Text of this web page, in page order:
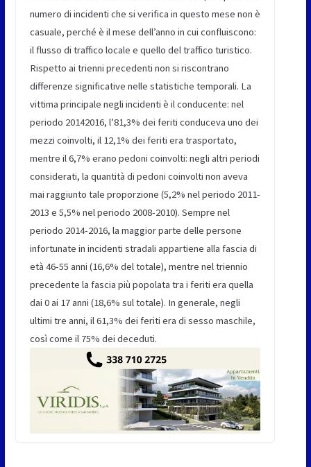
numero di incidenti che si verifica in questo mese non è
casuale, perché è il mese dell’anno in cui confluiscono:
il flusso di traffico locale e quello del traffico turistico.
Rispetto ai trienni precedenti non si riscontrano
differenze significative nelle statistiche temporali. La
vittima principale negli incidenti è il conducente: nel
periodo 20142016, l’81,3% dei feriti conduceva uno dei
mezzi coinvolti, il 12,1% dei feriti era trasportato,
mentre il 6,7% erano pedoni coinvolti: negli altri periodi
considerati, la quantità di pedoni coinvolti non aveva
mai raggiunto tale proporzione (5,2% nel periodo 2011-
2013 e 5,5% nel periodo 2008-2010). Sempre nel
periodo 2014-2016, la maggior parte delle persone
infortunate in incidenti stradali appartiene alla fascia di
età 46-55 anni (16,6% del totale), mentre nel triennio
precedente la fascia più popolata tra i feriti era quella
dai 0 ai 17 anni (18,6% sul totale). In generale, negli
ultimi tre anni, il 61,3% dei feriti era di sesso maschile,
così come il 75% dei deceduti.